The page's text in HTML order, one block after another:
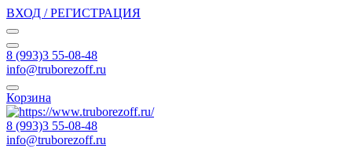
ВХОД / РЕГИСТРАЦИЯ
8 (993)3 55-08-48
info@truborezoff.ru
Корзина
8 (993)3 55-08-48
info@truborezoff.ru